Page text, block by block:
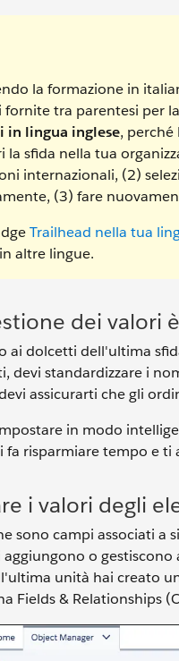
la formazione in
tra parentesi per
in lingua inglese, perché
la sfida nella tua
internazionali, (2)
(3) fare
Trailhead nella tua
altre lingue.
dei valori
ai dolcetti dell'ultima
devi standardizzare i
assicurarti che gli
in modo
fa risparmiare tempo e
i valori degli
sono campi associati
aggiungono o
unità hai creato
Fields & Relationships